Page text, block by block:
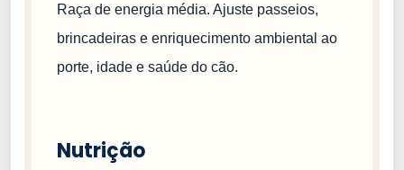
Raça de energia média. Ajuste passeios,
brincadeiras e enriquecimento ambiental ao
porte, idade e saúde do cão.
Nutrição